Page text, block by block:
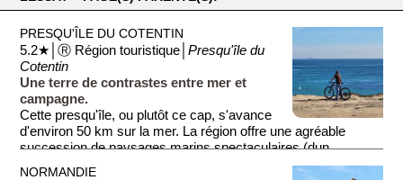
PRESQU'ÎLE DU COTENTIN
5.2★│Ⓡ Région touristique│Presqu'île du
Cotentin
Une terre de contrastes entre mer et
campagne.
Cette presqu'île, ou plutôt ce cap, s'avance
d'environ 50 km sur la mer. La région offre une agréable
succession de paysages marins spectaculaires (dun...
NORMANDIE